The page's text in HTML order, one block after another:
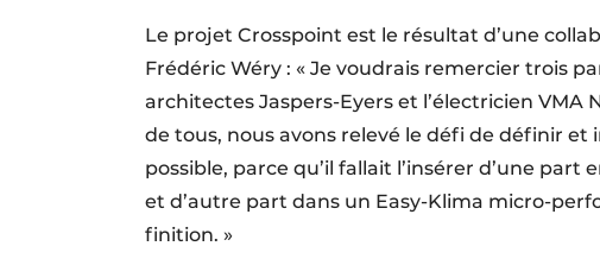
Le projet Crosspoint est le résultat d’une
Frédéric Wéry : « Je voudrais remercier trois
architectes Jaspers-Eyers et l’électricien VMA
de tous, nous avons relevé le défi de définir
possible, parce qu’il fallait l’insérer d’une
et d’autre part dans un Easy-Klima micro-
finition. »